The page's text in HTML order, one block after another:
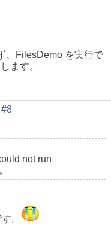
、FilesDemo を実行で
ます。
#8
not run
。